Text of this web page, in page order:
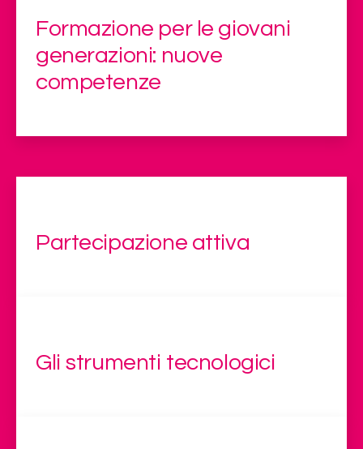
Formazione per le giovani
generazioni: nuove
competenze
Partecipazione attiva
Gli strumenti tecnologici